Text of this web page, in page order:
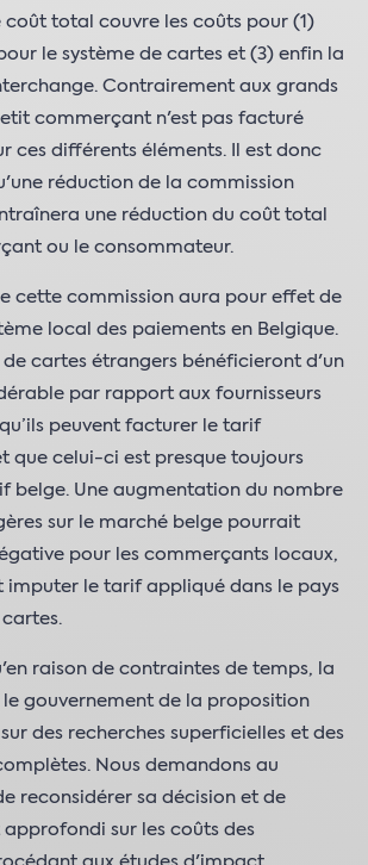
total couvre les coûts pour (1)
le système de cartes et (3) enfin la
Contrairement aux grands
commerçant n'est pas facturé
ces différents éléments. Il est donc
réduction de la commission
une réduction du coût total
ou le consommateur.
cette commission aura pour effet de
local des paiements en Belgique.
de cartes étrangers bénéficieront d'un
par rapport aux fournisseurs
peuvent facturer le tarif
que celui-ci est presque toujours
belge. Une augmentation du nombre
sur le marché belge pourrait
pour les commerçants locaux,
imputer le tarif appliqué dans le pays
cartes.
raison de contraintes de temps, la
gouvernement de la proposition
des recherches superficielles et des
Nous demandons au
reconsidérer sa décision et de
sur les coûts des